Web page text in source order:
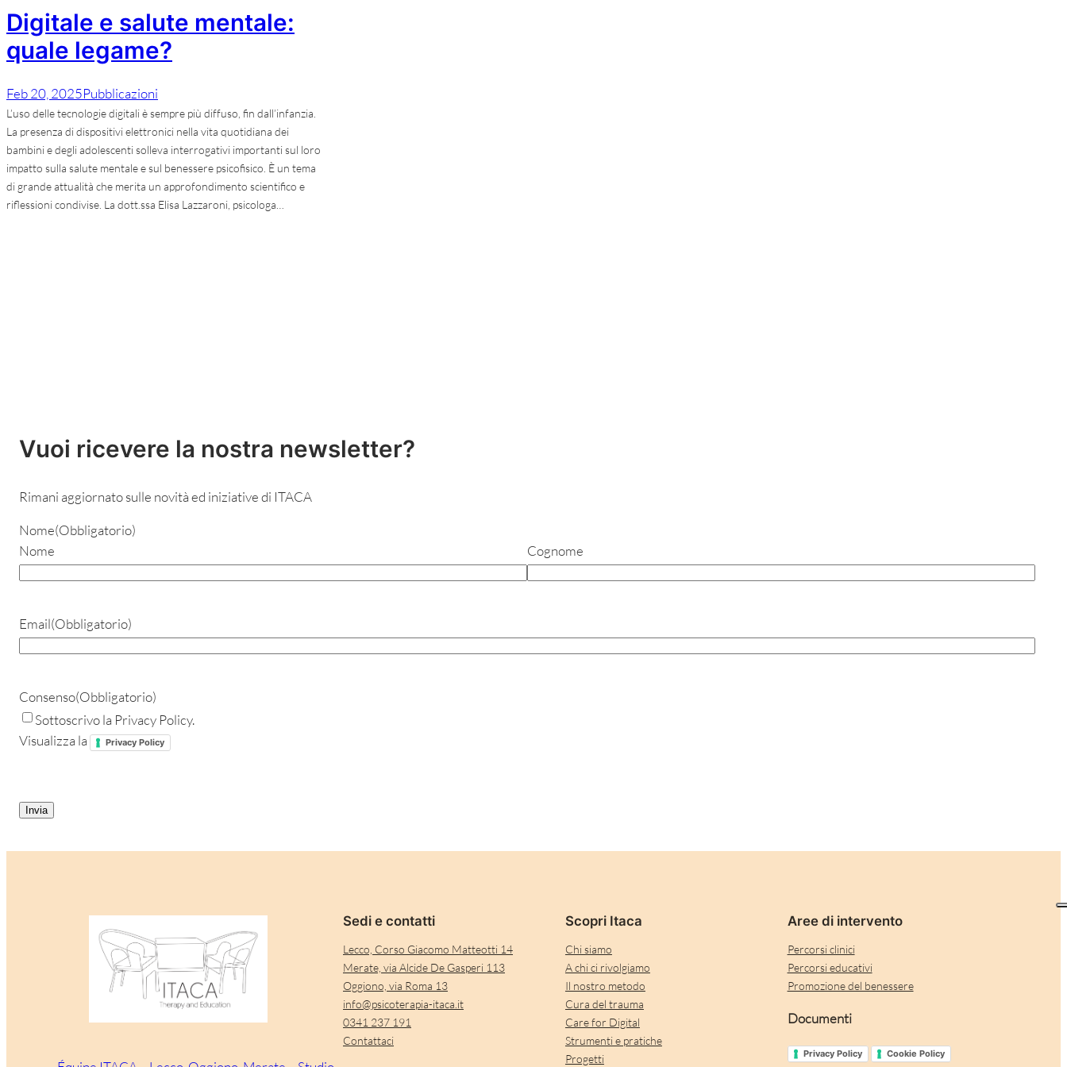
Digitale e salute mentale:
quale legame?
Feb 20, 2025Pubblicazioni
L’uso delle tecnologie digitali è sempre più diffuso, fin dall’infanzia.
La presenza di dispositivi elettronici nella vita quotidiana dei
bambini e degli adolescenti solleva interrogativi importanti sul loro
impatto sulla salute mentale e sul benessere psicofisico. È un tema
di grande attualità che merita un approfondimento scientifico e
riflessioni condivise. La dott.ssa Elisa Lazzaroni, psicologa…
Vuoi ricevere la nostra newsletter?
Rimani aggiornato sulle novità ed iniziative di ITACA
Nome(Obbligatorio)
Nome
Cognome
Email(Obbligatorio)
Consenso(Obbligatorio)
Sottoscrivo la Privacy Policy.
Visualizza la
Privacy Policy
Sedi e contatti
Lecco, Corso Giacomo Matteotti 14
Merate, via Alcide De Gasperi 113
Oggiono, via Roma 13
info@psicoterapia-itaca.it
0341 237 191
Contattaci
Scopri Itaca
Chi siamo
A chi ci rivolgiamo
Il nostro metodo
Cura del trauma
Care for Digital
Strumenti e pratiche
Progetti
Aree di intervento
Percorsi clinici
Percorsi educativi
Promozione del benessere
Documenti
Privacy Policy Cookie Policy